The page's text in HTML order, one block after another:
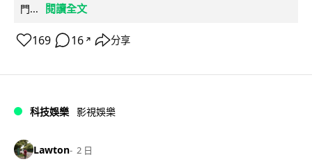
門...
閱讀全文
169 16 ↗ 分享
科技娛樂 影視娛樂
Lawton 2 日